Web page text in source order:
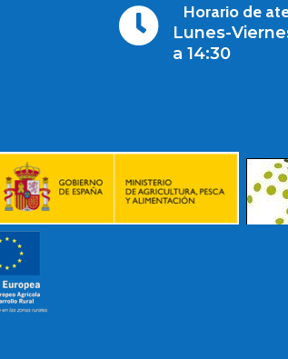

Horario de
Lunes-
a 14:30